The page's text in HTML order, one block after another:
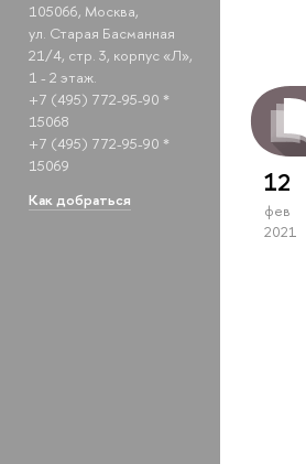
105066, Москва,
ул. Старая Басманная
21/4, стр. 3, корпус «Л»,
1 - 2 этаж.
+7 (495) 772-95-90 *
15068
+7 (495) 772-95-90 *
15069
Как добраться
12
фев
2021